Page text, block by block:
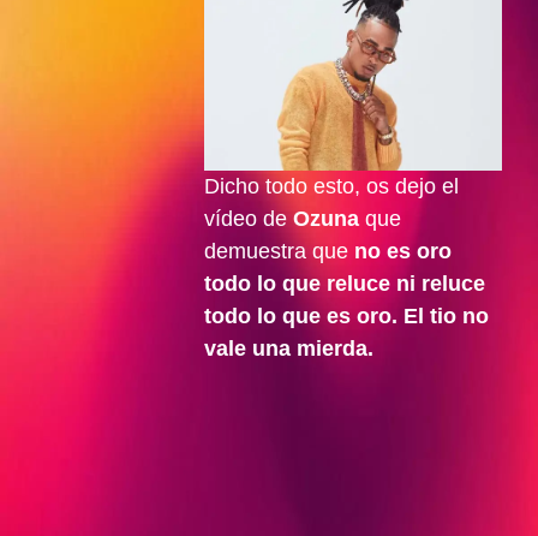
Dicho todo esto, os dejo el
vídeo de Ozunaque
demuestra que no es oro
todo lo que reluce ni reluce
todo lo que es oro. El tio no
vale una mierda.